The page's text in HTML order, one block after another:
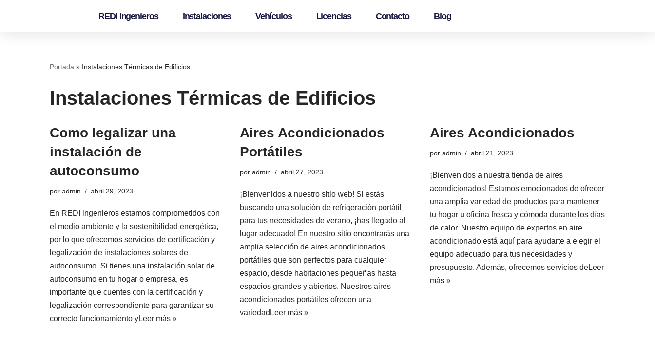
REDI Ingenieros Instalaciones Vehículos Licencias Contacto Blog
Portada » Instalaciones Térmicas de Edificios
Instalaciones Térmicas de Edificios
Como legalizar una
instalación de
autoconsumo
por admin abril 29, 2023
En REDI ingenieros estamos comprometidos con
el medio ambiente y la sostenibilidad energética,
por lo que ofrecemos servicios de certificación y
legalización de instalaciones solares de
autoconsumo. Si tienes una instalación solar de
autoconsumo en tu hogar o empresa, es
importante que cuentes con la certificación y
legalización correspondiente para garantizar su
correcto funcionamiento yLeer más »
Aires Acondicionados
Portátiles
por admin abril 27, 2023
¡Bienvenidos a nuestro sitio web! Si estás
buscando una solución de refrigeración portátil
para tus necesidades de verano, ¡has llegado al
lugar adecuado! En nuestro sitio encontrarás una
amplia selección de aires acondicionados
portátiles que son perfectos para cualquier
espacio, desde habitaciones pequeñas hasta
espacios grandes y abiertos. Nuestros aires
acondicionados portátiles ofrecen una
variedad Leer más »
Aires Acondicionados
por admin abril 21, 2023
¡Bienvenidos a nuestra tienda de aires
acondicionados! Estamos emocionados de ofrecer
una amplia variedad de productos para mantener
tu hogar u oficina fresca y cómoda durante los días
de calor. Nuestro equipo de expertos en aire
acondicionado está aquí para ayudarte a elegir el
equipo adecuado para tus necesidades y
presupuesto. Además, ofrecemos servicios deLeer
más »